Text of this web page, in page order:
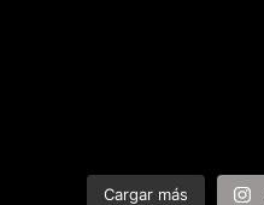
Cargar más